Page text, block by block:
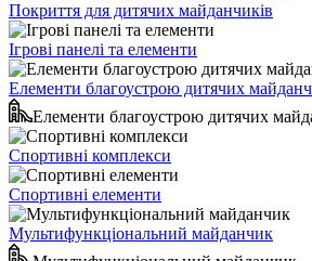
Покриття для дитячих майданчиків
Ігрові панелі та елементи
Елементи благоустрою дитячих
Елементи благоустрою дитячих
Спортивні комплекси
Спортивні елементи
Мультифункціональний майданчик